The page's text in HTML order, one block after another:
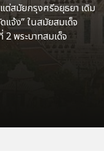
ต่สมัยกรุงศรีอยุธยา เดิม
แจ้ง” ในสมัยสมเด็จ
2 พระบาทสมเด็จ